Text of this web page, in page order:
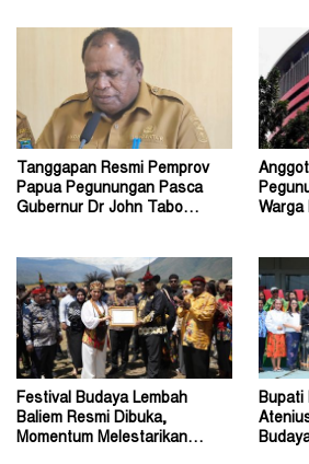
Tanggapan Resmi Pemprov
Papua Pegunungan Pasca
Gubernur Dr John Tabo
Warga
Festival Budaya Lembah
Baliem Resmi Dibuka,
Momentum Melestarikan
Bupati